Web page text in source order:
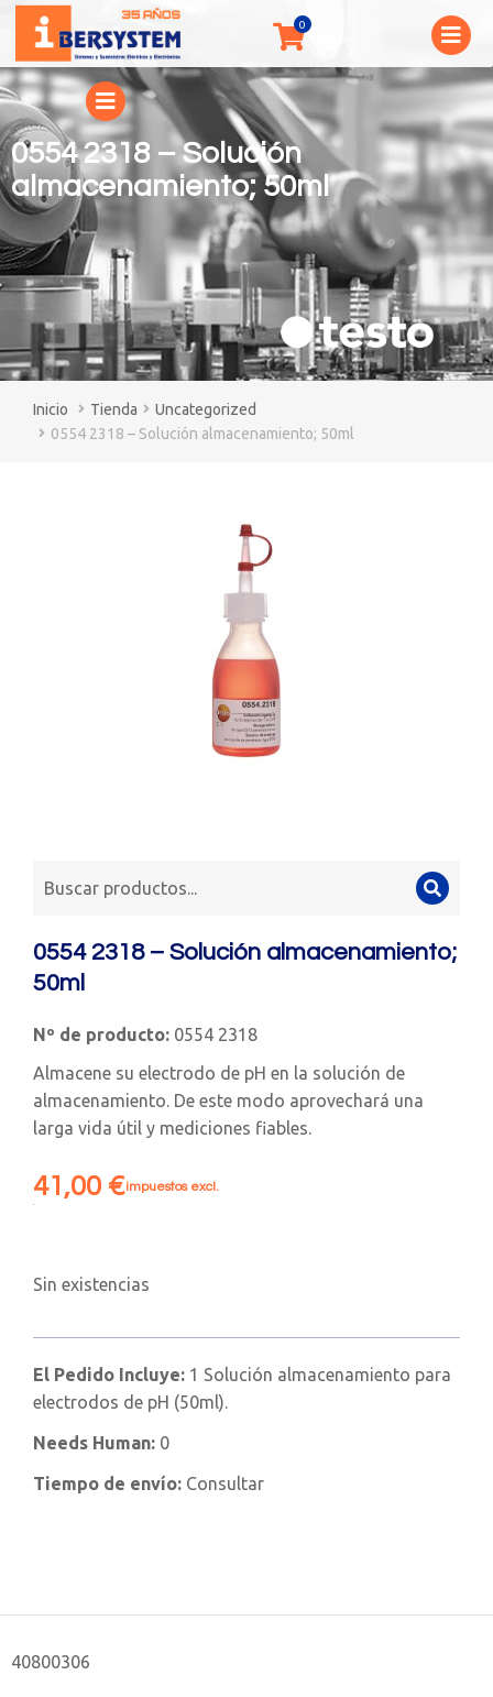
0554 2318 – Solución
almacenamiento; 50ml
You are here:
Tienda
Uncategorized
0554 2318 – Solución almacenamiento; 50ml
0554 2318 – Solución almacenamiento;
50ml
Nº de producto: 0554 2318
Almacene su electrodo de pH en la solución de
almacenamiento. De este modo aprovechará una
larga vida útil y mediciones fiables.
41,00 €impuestos excl.
Sin existencias
El Pedido Incluye: 1 Solución almacenamiento para
electrodos de pH (50ml).
Needs Human: 0
Tiempo de envío: Consultar
40800306